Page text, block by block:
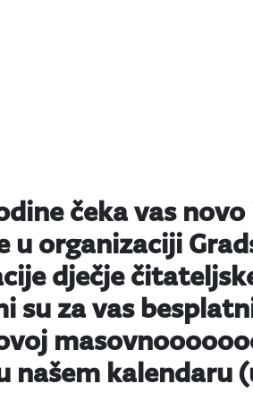
čeka vas
u organizaciji
dječje
su za vas
našem kalendaru